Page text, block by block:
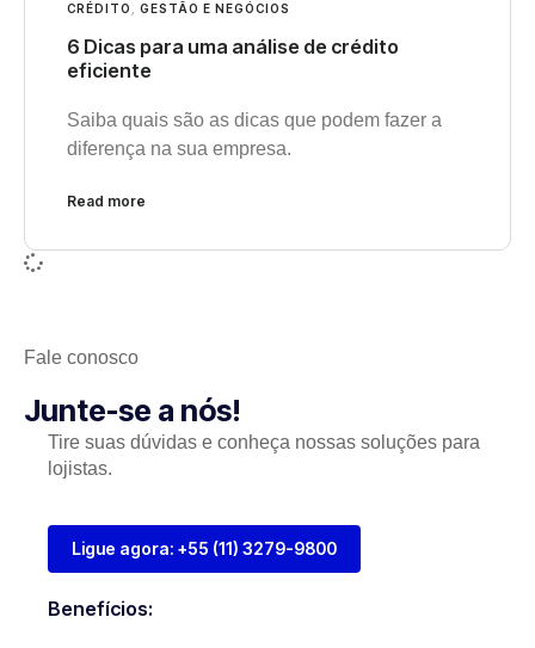
CRÉDITO GESTÃO E NEGÓCIOS
6 Dicas para uma análise de crédito
eficiente
Saiba quais são as dicas que podem fazer a
diferença na sua empresa.
Read more
Fale conosco
Junte-se a nós!
Tire suas dúvidas e conheça nossas soluções para
lojistas.
Ligue agora: +55 (11) 3279-9800
Benefícios: